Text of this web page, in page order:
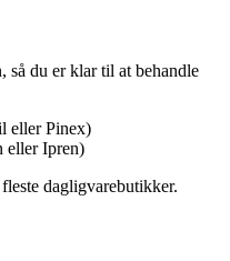
så du er klar til at behandle
eller Pinex)
eller Ipren)
dagligvarebutikker.